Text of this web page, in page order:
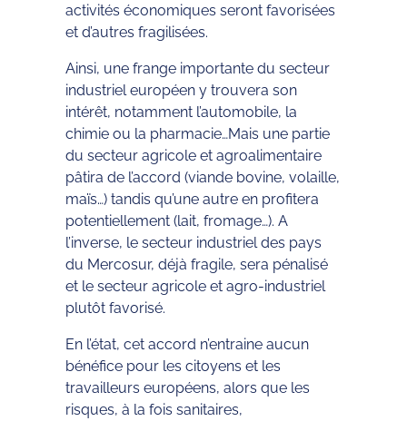
activités économiques seront favorisées
et d’autres fragilisées.
Ainsi, une frange importante du secteur
industriel européen y trouvera son
intérêt, notamment l’automobile, la
chimie ou la pharmacie…Mais une partie
du secteur agricole et agroalimentaire
pâtira de l’accord (viande bovine, volaille,
maïs…) tandis qu’une autre en profitera
potentiellement (lait, fromage…). A
l’inverse, le secteur industriel des pays
du Mercosur, déjà fragile, sera pénalisé
et le secteur agricole et agro-industriel
plutôt favorisé.
En l’état, cet accord n’entraine aucun
bénéfice pour les citoyens et les
travailleurs européens, alors que les
risques, à la fois sanitaires,